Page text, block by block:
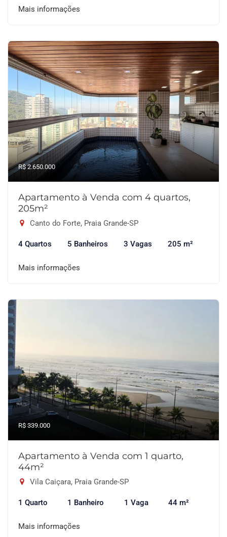
Mais informações
R$ 2.650.000
Apartamento à Venda com 4 quartos,
205m²
Canto do Forte, Praia Grande-SP
4 Quartos 5 Banheiros 3 Vagas 205 m²
Mais informações
R$ 339.000
Apartamento à Venda com 1 quarto,
44m²
Vila Caiçara, Praia Grande-SP
1 Quarto 1 Banheiro 1 Vaga 44 m²
Mais informações